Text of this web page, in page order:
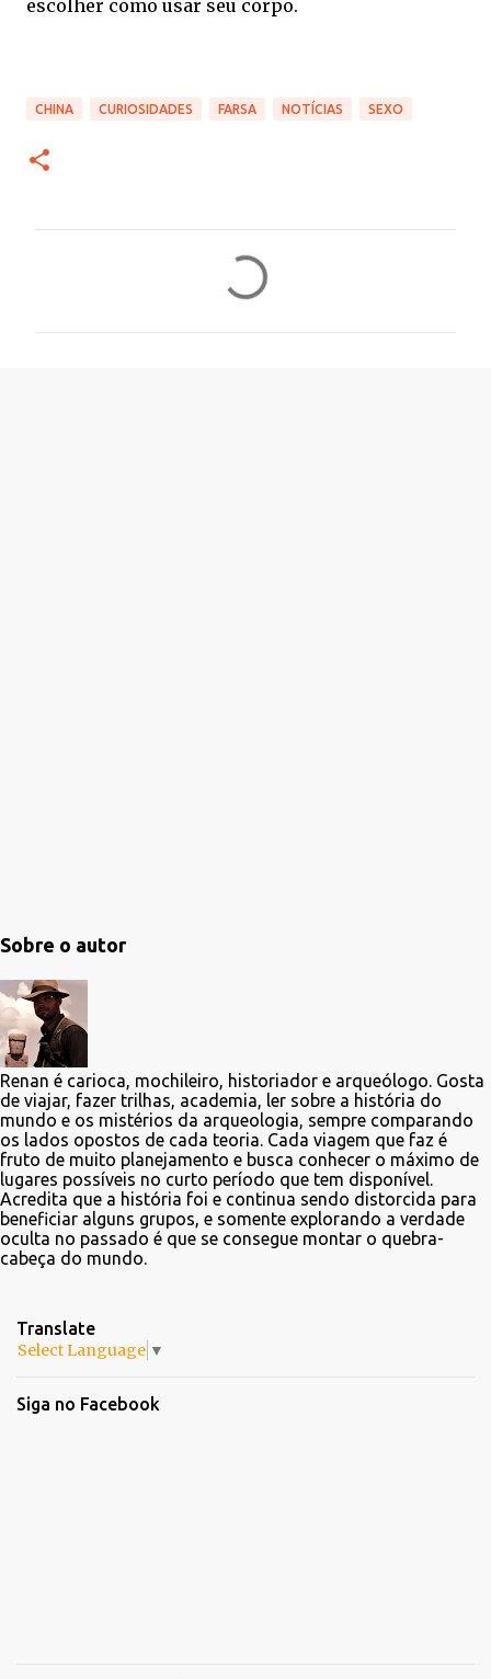
escolher como usar seu corpo.
CHINA CURIOSIDADES FARSA NOTÍCIAS SEXO
Sobre o autor
Renan é carioca, mochileiro, historiador e arqueólogo. Gosta
de viajar, fazer trilhas, academia, ler sobre a história do
mundo e os mistérios da arqueologia, sempre comparando
os lados opostos de cada teoria. Cada viagem que faz é
fruto de muito planejamento e busca conhecer o máximo de
lugares possíveis no curto período que tem disponível.
Acredita que a história foi e continua sendo distorcida para
beneficiar alguns grupos, e somente explorando a verdade
oculta no passado é que se consegue montar o quebra-
cabeça do mundo.
Translate
Select Language ▼
Siga no Facebook